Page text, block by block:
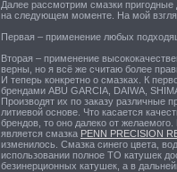
Далее рассмотрим смазки
на следующем моменте. На мой
Первая – применение любых
Вторая – применение
верны, но я всё же считаю более
И теперь конкретно о смазках. К
брендами ABU GARCIA, DAIWA,
Производят их по заказу различные
литиевой основе. Что касается
брендов, то оно далеко от
является смазка PENN PRECISION
изменилось. Смазка синего цвета,
использовании полное ТО катушек
безинерционных катушек, а в